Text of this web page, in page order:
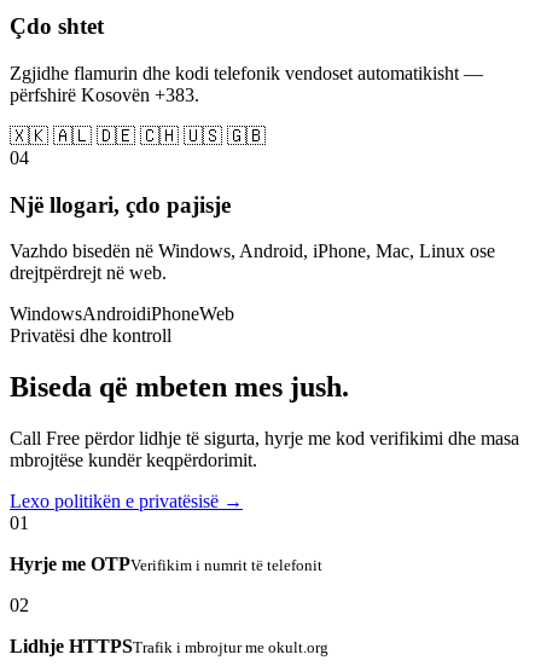
Çdo shtet
Zgjidhe flamurin dhe kodi telefonik vendoset automatikisht —
përfshirë Kosovën +383.
🇽🇰 🇦🇱 🇩🇪 🇨🇭 🇺🇸 🇬🇧
04
Një llogari, çdo pajisje
Vazhdo bisedën në Windows, Android, iPhone, Mac, Linux ose
drejtpërdrejt në web.
WindowsAndroidiPhoneWeb
Privatësi dhe kontroll
Biseda që mbeten mes jush.
Call Free përdor lidhje të sigurta, hyrje me kod verifikimi dhe masa
mbrojtëse kundër keqpërdorimit.
Lexo politikën e privatësisë →
01
Hyrje me OTPVerifikim i numrit të telefonit
02
Lidhje HTTPSTrafik i mbrojtur me okult.org